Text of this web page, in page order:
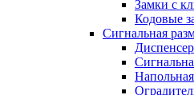
Замки с
Кодовые
Сигнальная